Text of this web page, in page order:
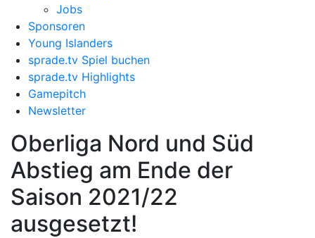
Jobs
Sponsoren
Young Islanders
sprade.tv Spiel buchen
sprade.tv Highlights
Gamepitch
Newsletter
Oberliga Nord und Süd
Abstieg am Ende der
Saison 2021/22
ausgesetzt!